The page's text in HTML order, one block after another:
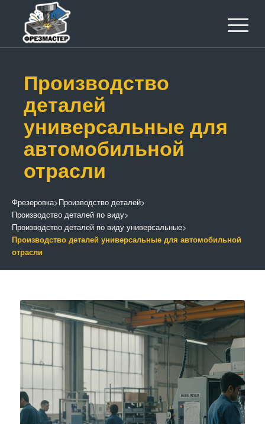
Производство
деталей
универсальные для
автомобильной
отрасли
Фрезеровка>Производство деталей>
Производство деталей по виду>
Производство деталей по виду универсальные>
Производство деталей универсальные для автомобильной
отрасли